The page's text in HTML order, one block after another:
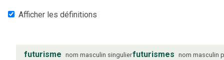
Afficher les définitions
futurisme nom masculin singulierfuturismes nom masculin